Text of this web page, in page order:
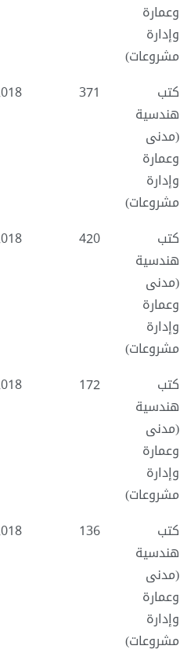
وعمارة
وإدارة
مشروعات)
كتب
هندسية
(مدنى
وعمارة
وإدارة
مشروعات)
371
كتب
هندسية
(مدنى
وعمارة
وإدارة
مشروعات)
420
كتب
هندسية
(مدنى
وعمارة
وإدارة
مشروعات)
172
كتب
هندسية
(مدنى
وعمارة
وإدارة
مشروعات)
136